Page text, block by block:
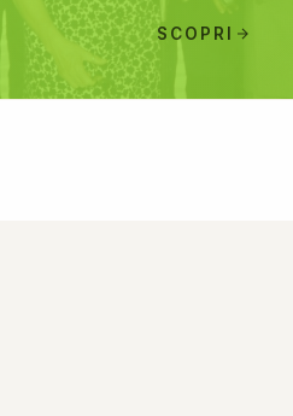
SCOPRI